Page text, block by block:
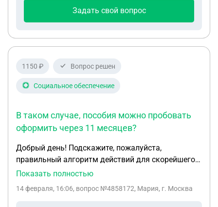
сын не хочет жить со мной подал исковое
заявление на определение места жительства с
удерживали что мне в такой ситуации делать
Задать свой вопрос
1150 ₽ Вопрос решен
Социальное обеспечение
В таком случае, пособия можно пробовать
оформить через 11 месяцев?
Добрый день! Подскажите, пожалуйста,
правильный алгоритм действий для скорейшего
оформления единого детского пособия.
настоящее время узнала о беременности, в марте
Показать полностью
14 февраля, 16:06, вопрос №4858172, Мария, г. Москва